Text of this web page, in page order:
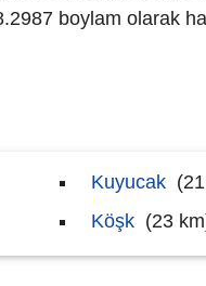
boylam olarak
Kuyucak
Köşk (23